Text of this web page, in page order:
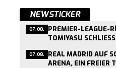
NEWSTICKER
07.08. PREMIER-LEAGUE-
TOMIYASU
07.08. REAL MADRID AUF
ARENA, EIN FREIER